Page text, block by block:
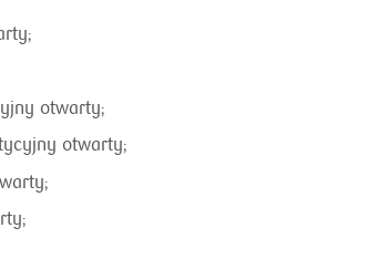
otwarty;
otwarty;